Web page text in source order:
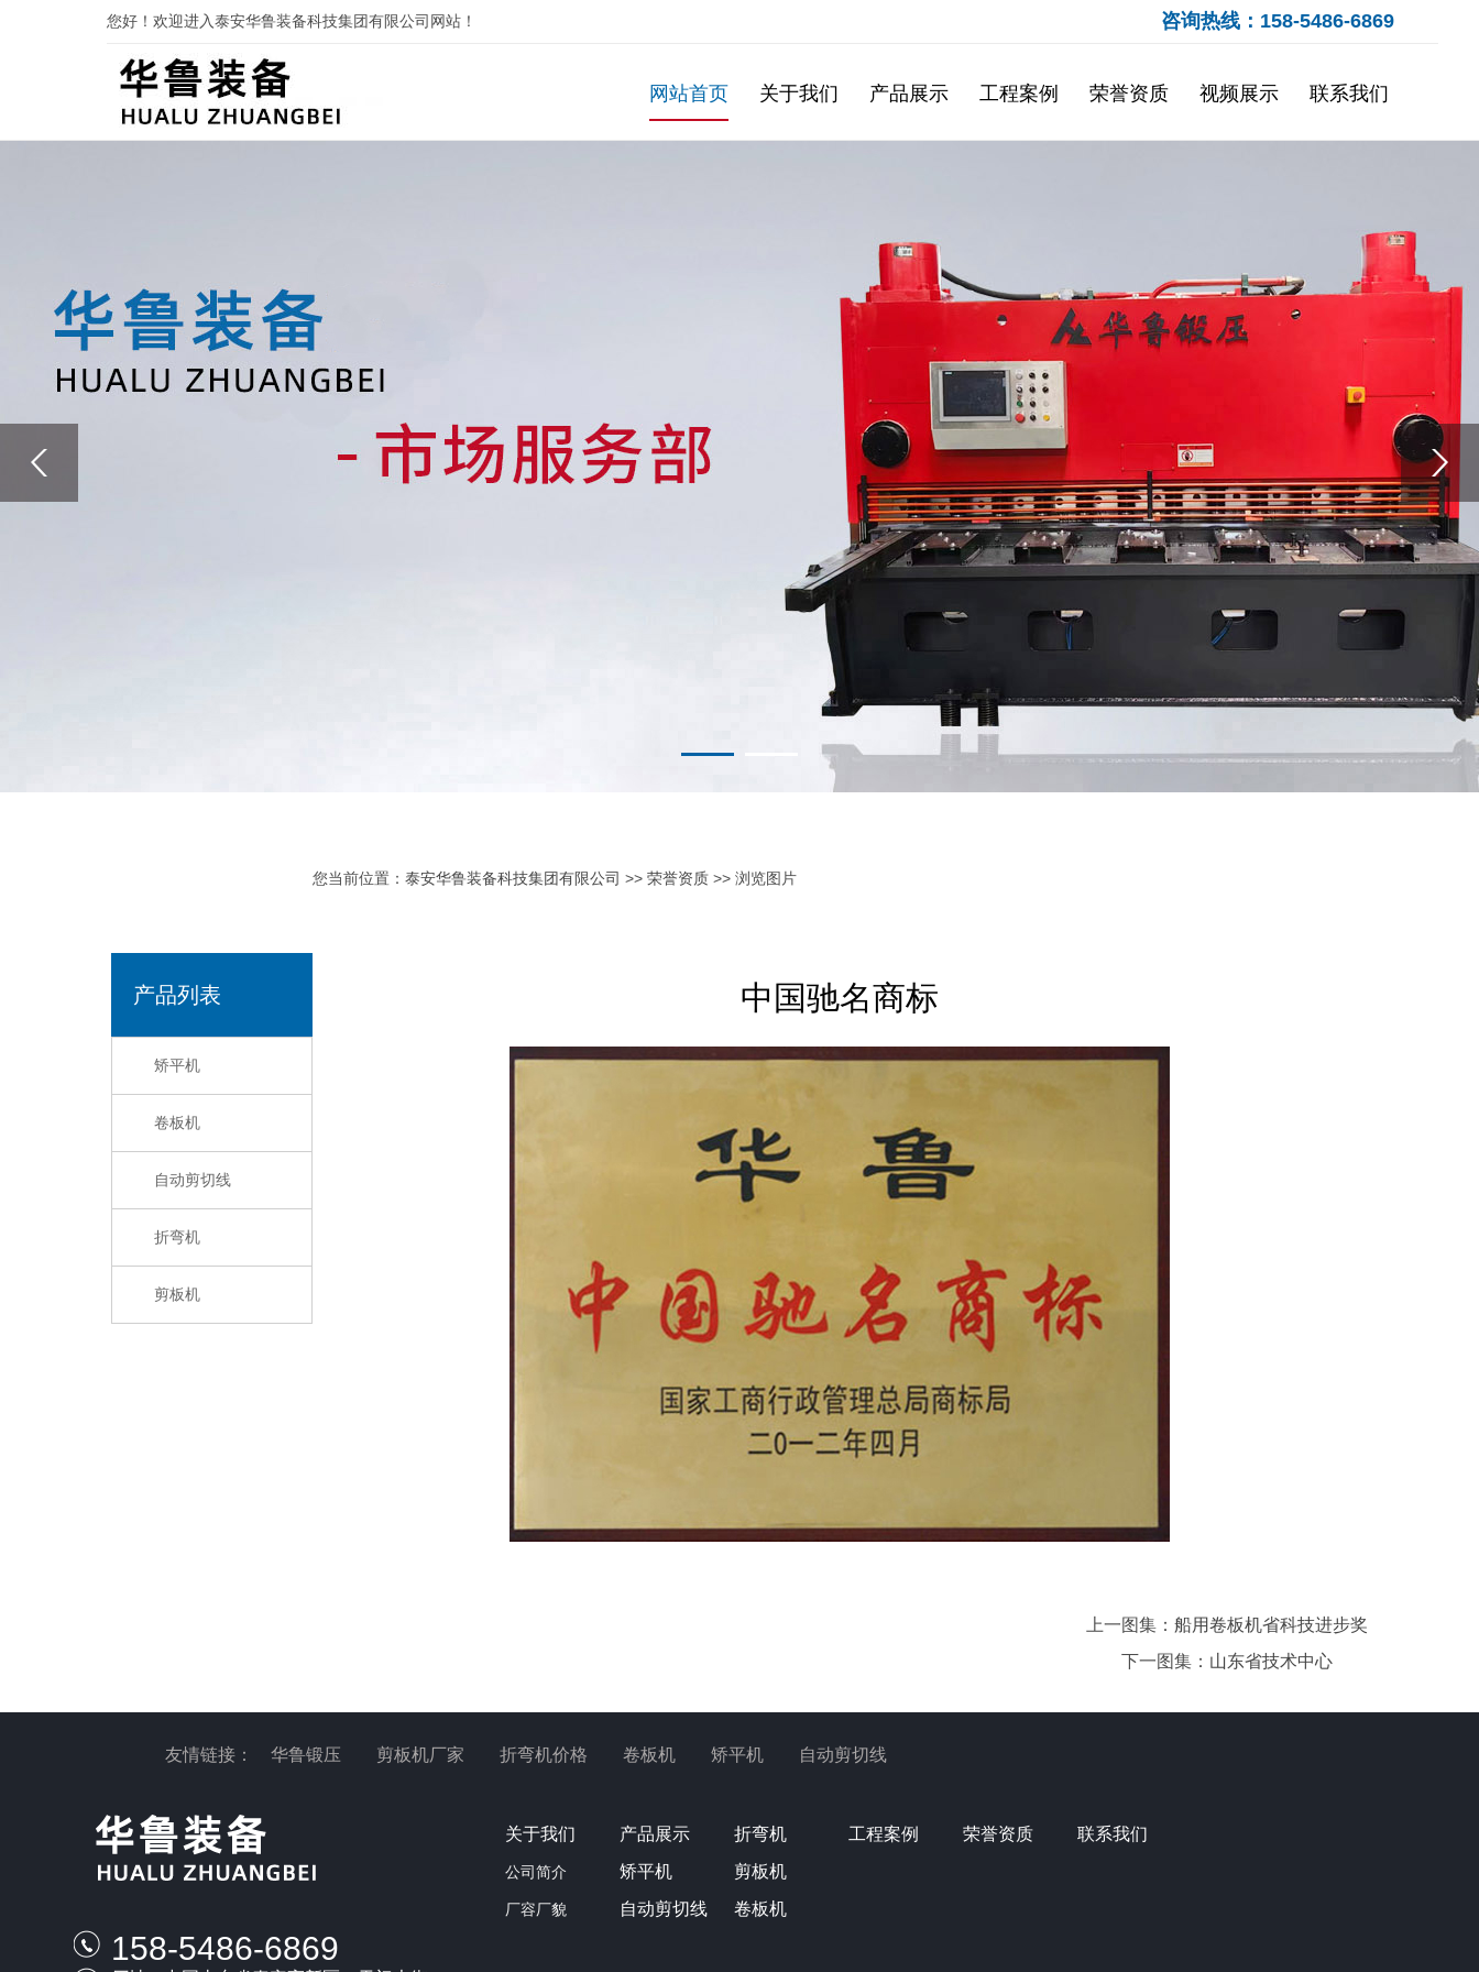
您好！欢迎进入泰安华鲁装备科技集团有限公司网站！ 咨询热线：158-5486-6869
网站首页 关于我们 产品展示 工程案例 荣誉资质 视频展示 联系我们
产品列表
矫平机
卷板机
自动剪切线
折弯机
剪板机
您当前位置： 泰安华鲁装备科技集团有限公司 >> 荣誉资质>> 浏览图片
中国驰名商标
上一图集：船用卷板机省科技进步奖
下一图集： 山东省技术中心
友情链接： 华鲁锻压 剪板机厂家 折弯机价格 卷板机 矫平机 自动剪切线
158-5486-6869
关于我们
公司简介
厂容厂貌
产品展示
矫平机
自动剪切线
折弯机
剪板机
卷板机
工程案例 荣誉资质 联系我们